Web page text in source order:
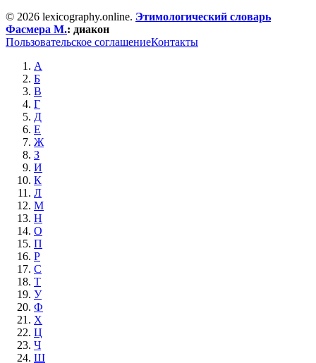
© 2026 lexicography.online. Этимологический словарь
Фасмера М.: диакон
Пользовательское соглашениеКонтакты
А
Б
В
Г
Д
Е
Ж
З
И
К
Л
М
Н
О
П
Р
С
Т
У
Ф
Х
Ц
Ч
Ш